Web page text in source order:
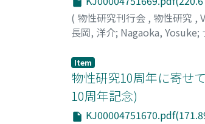
( 物性研究刊行会 , 物性研究 ,
長岡, 洋介; Nagaoka, Yosuke;
Item
物性研究10周年に寄せ
10周年記念)